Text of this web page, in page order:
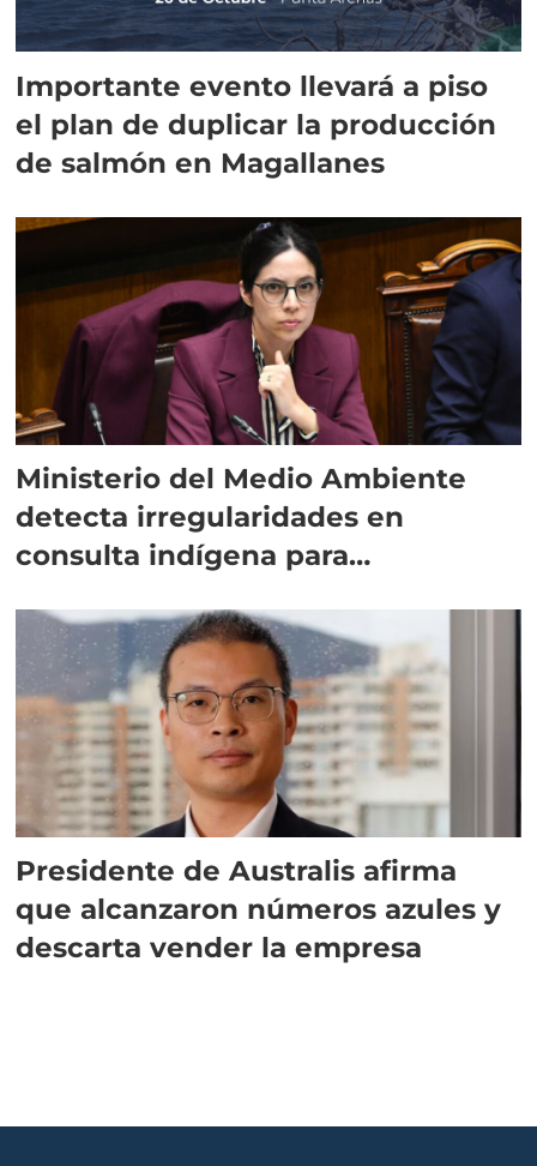
Importante evento llevará a piso
el plan de duplicar la producción
de salmón en Magallanes
Ministerio del Medio Ambiente
detecta irregularidades en
consulta indígena para
Presidente de Australis afirma
que alcanzaron números azules y
descarta vender la empresa